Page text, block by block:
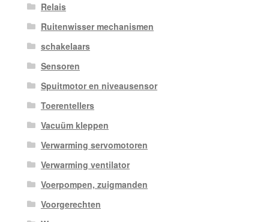
Relais
Ruitenwisser mechanismen
schakelaars
Sensoren
Spuitmotor en niveausensor
Toerentellers
Vacuüm kleppen
Verwarming servomotoren
Verwarming ventilator
Voerpompen, zuigmanden
Voorgerechten